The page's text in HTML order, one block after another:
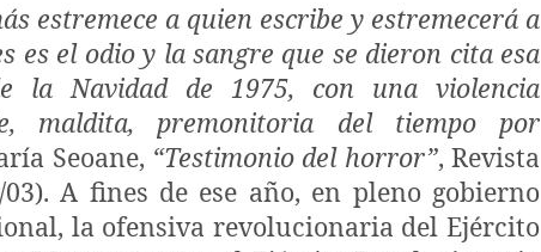
estremece a quien escribe y estremecerá a
es el odio y la sangre que se dieron cita esa
la Navidad de 1975, con una violencia
maldita, premonitoria del tiempo por
Seoane, “Testimonio del horror”, Revista
03). A fines de ese año, en pleno gobierno
la ofensiva revolucionaria del Ejército